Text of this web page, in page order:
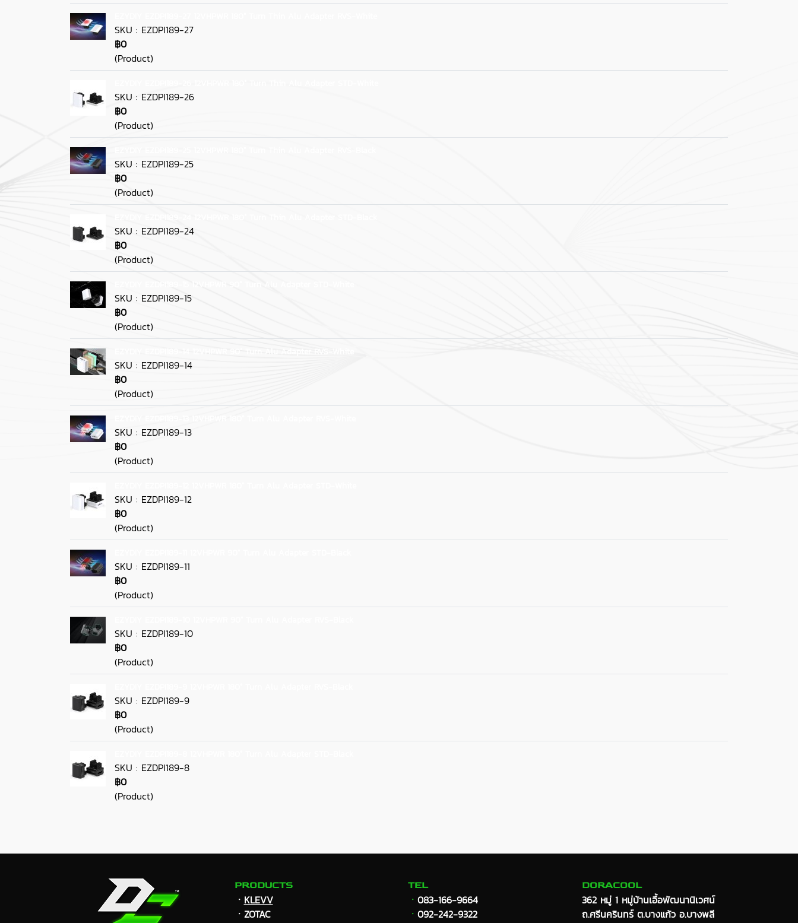
SKU : EZDPI189-27
฿0
(Product)
SKU : EZDPI189-26
฿0
(Product)
SKU : EZDPI189-25
฿0
(Product)
SKU : EZDPI189-24
฿0
(Product)
SKU : EZDPI189-15
฿0
(Product)
SKU : EZDPI189-14
฿0
(Product)
SKU : EZDPI189-13
฿0
(Product)
SKU : EZDPI189-12
฿0
(Product)
SKU : EZDPI189-11
฿0
(Product)
SKU : EZDPI189-10
฿0
(Product)
SKU : EZDPI189-9
฿0
(Product)
SKU : EZDPI189-8
฿0
(Product)
PRODUCTS
ㆍ KLEVV
ㆍZOTAC
TEL
ㆍ 083-166-9664
ㆍ 092-242-9322
DORACOOL
362 หมู่ 1 หมู่บ้านเอื้อพัฒนานิเวศน์
ถ.ศรีนครินทร์ ต.บางแก้ว อ.บางพลี